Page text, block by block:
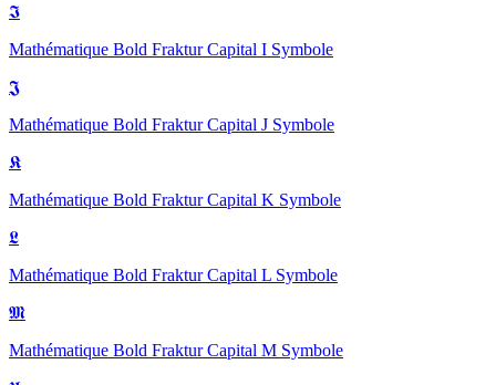
𝕴
Mathématique Bold Fraktur Capital I Symbole
𝕵
Mathématique Bold Fraktur Capital J Symbole
𝕶
Mathématique Bold Fraktur Capital K Symbole
𝕷
Mathématique Bold Fraktur Capital L Symbole
𝕸
Mathématique Bold Fraktur Capital M Symbole